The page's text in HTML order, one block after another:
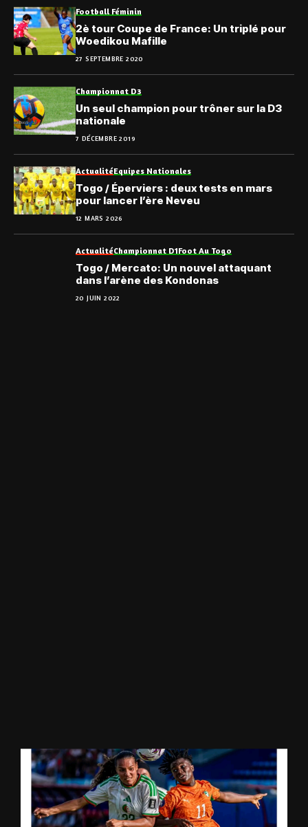
Football Féminin
2è tour Coupe de France: Un triplé pour
Woedikou Mafille
27 SEPTEMBRE 2020
Championnat D3
Un seul champion pour trôner sur la D3
nationale
7 DÉCEMBRE 2019
ActualitéEquipes Nationales
Togo / Éperviers : deux tests en mars
pour lancer l’ère Neveu
12 MARS 2026
ActualitéChampionnat D1Foot Au Togo
Togo / Mercato: Un nouvel attaquant
dans l’arène des Kondonas
20 JUIN 2022